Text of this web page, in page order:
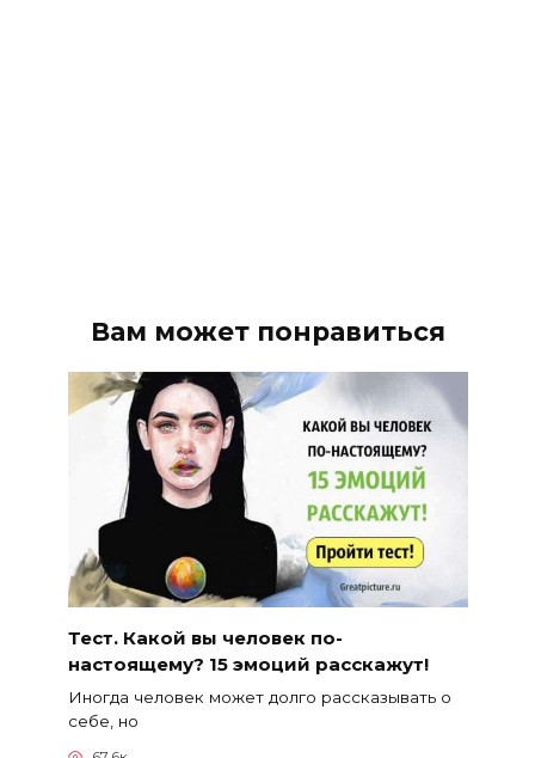
Вам может понравиться
Тест. Какой вы человек по-
настоящему? 15 эмоций расскажут!
Иногда человек может долго рассказывать о
себе, но